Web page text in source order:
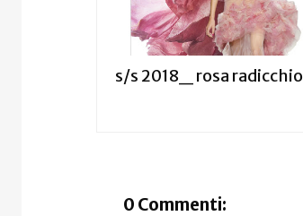
s/s 2018_ rosa radicchio
0 Commenti: